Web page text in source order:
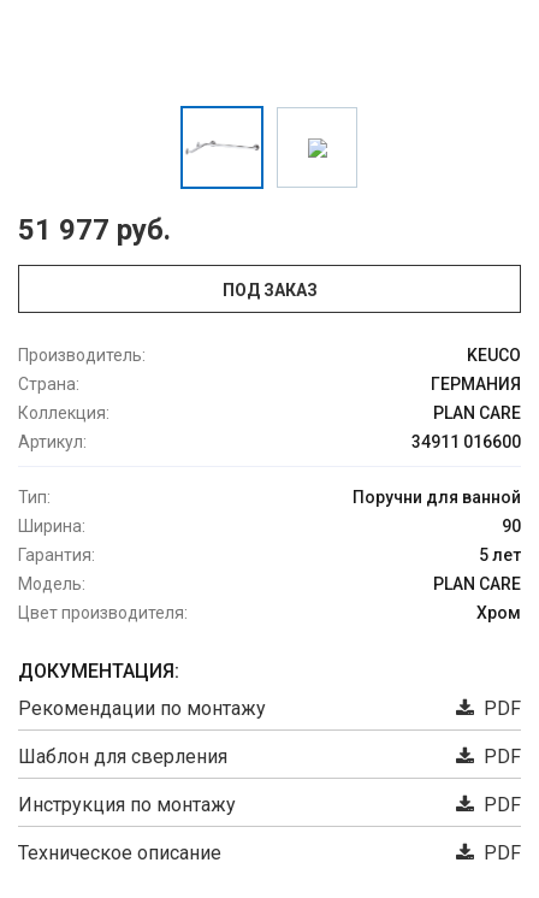
51 977 руб.
ПОД ЗАКАЗ
Производитель:
KEUCO
Страна:
ГЕРМАНИЯ
Коллекция:
PLAN CARE
Артикул:
34911 016600
Тип:
Поручни для ванной
Ширина:
90
Гарантия:
5 лет
Модель:
PLAN CARE
Цвет производителя:
Хром
ДОКУМЕНТАЦИЯ:
Рекомендации по монтажу
PDF
Шаблон для сверления PDF
Инструкция по монтажу PDF
Техническое описание PDF